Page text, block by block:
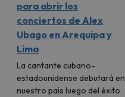
para abrir los
conciertos de Alex
Ubago en Arequipa y
Lima
La cantante cubano-
estadounidense debutará en
nuestro país luego del éxito